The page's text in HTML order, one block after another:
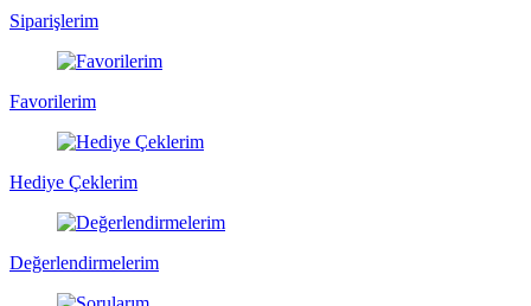
Siparişlerim
Favorilerim
Hediye Çeklerim
Değerlendirmelerim